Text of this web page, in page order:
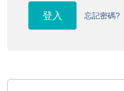
登入 忘記密碼?